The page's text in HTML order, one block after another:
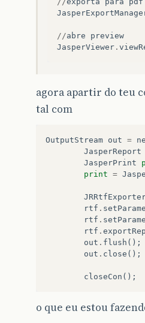
//abre
preview
JasperViewer .
agora apartir do teu
tal com
OutputStream out =
JasperReport
JasperPrint
print =
rtf .
rtf .
rtf .
out . flush ();
out . close ();
closeCon ();
o que eu estou